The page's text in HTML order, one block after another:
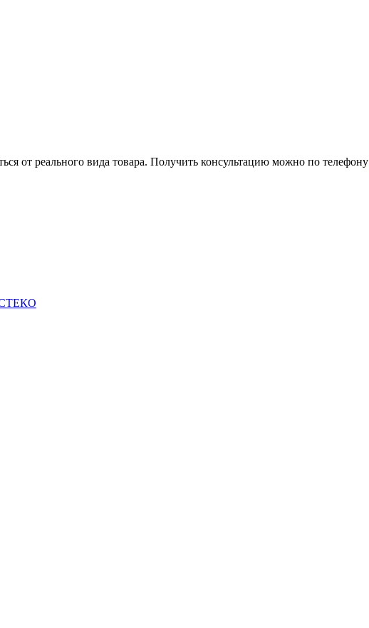
от реального вида товара. Получить консультацию можно по телефону